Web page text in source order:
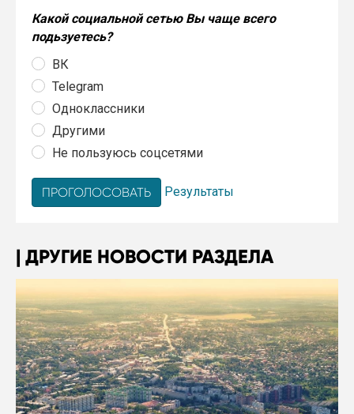
Какой социальной сетью Вы чаще всего
подьзуетесь?
ВК
Telegram
Одноклассники
Другими
Не пользуюсь соцсетями
Результаты
ДРУГИЕ НОВОСТИ РАЗДЕЛА